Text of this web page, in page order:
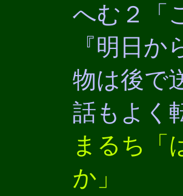
へむ２「
『明日
物は後で
話もよく
まるち
か」